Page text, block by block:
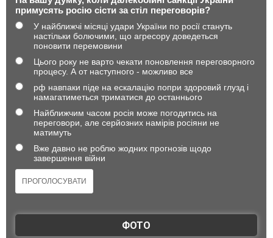
примусять росію сісти за стіл переговорів?
У найближчі місяці удари України по росії стануть
настільки болючими, що агресору доведеться
поновити перемовини
Цього року не варто чекати поновлення переговорного
процесу. А от наступного - можливо все
рф навпаки піде на ескалацію попри здоровий глузд і
намагатиметься триматися до останнього
Найближчим часом росія може погодитись на
переговори, але серйозних намірів росіяни не
матимуть
Вже давно не роблю жодних прогнозів щодо
завершення війни
ФОТО